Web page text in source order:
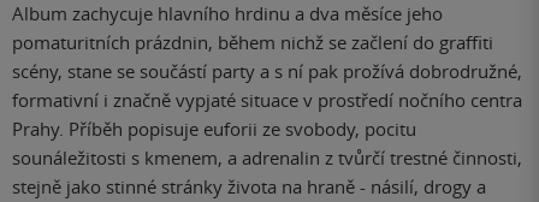
Album zachycuje hlavního hrdinu a dva měsíce jeho
pomaturitních prázdnin, během nichž se začlení do graffiti
scény, stane se součástí party a s ní pak prožívá dobrodružné,
formativní i značně vypjaté situace v prostředí nočního centra
Prahy. Příběh popisuje euforii ze svobody, pocitu
sounáležitosti s kmenem, a adrenalin z tvůrčí trestné činnosti,
stejně jako stinné stránky života na hraně - násilí, drogy a